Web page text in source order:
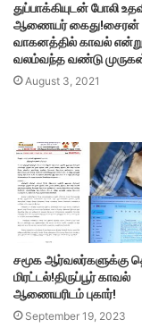
துப்பாக்கியுடன் போலி
ஆணையர்
வாகனத்தில் காவல் என்று
வலம்வந்த வண்டு
August 3, 2021
சமூக ஆர்வலர்களுக்கு
மிரட்டல்!திருப்பூர் காவல்
ஆணையரிடம் புகார்!
September 19, 2023